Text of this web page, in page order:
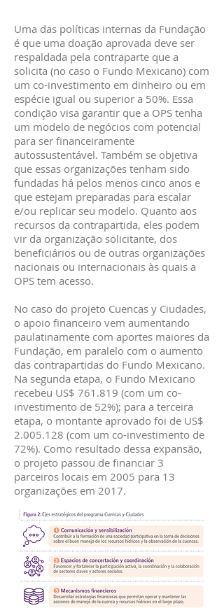
Uma das políticas internas da Fundação
é que uma doação aprovada deve ser
respaldada pela contraparte que a
solicita (no caso o Fundo Mexicano) com
um co-investimento em dinheiro ou em
espécie igual ou superior a 50%. Essa
condição visa garantir que a OPS tenha
um modelo de negócios com potencial
para ser financeiramente
autossustentável. Também se objetiva
que essas organizações tenham sido
fundadas há pelos menos cinco anos e
que estejam preparadas para escalar
e/ou replicar seu modelo. Quanto aos
recursos da contrapartida, eles podem
vir da organização solicitante, dos
beneficiários ou de outras organizações
nacionais ou internacionais às quais a
OPS tem acesso.
No caso do projeto Cuencas y Ciudades,
o apoio financeiro vem aumentando
paulatinamente com aportes maiores da
Fundação, em paralelo com o aumento
das contrapartidas do Fundo Mexicano.
Na segunda etapa, o Fundo Mexicano
recebeu US$ 761.819 (com um co-
investimento de 52%); para a terceira
etapa, o montante aprovado foi de US$
2.005.128 (com um co-investimento de
72%). Como resultado dessa expansão,
o projeto passou de financiar 3
parceiros locais em 2005 para 13
organizações em 2017.